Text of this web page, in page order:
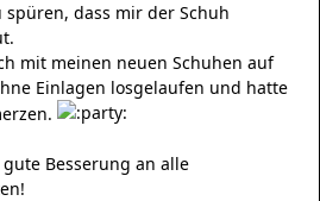
dass mir der Schuh
mit meinen neuen Schuhen auf
Einlagen losgelaufen und hatte
Besserung an alle